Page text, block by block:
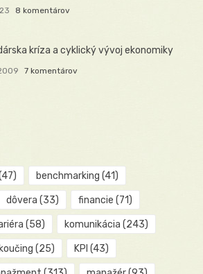
8 komentárov
kríza a cyklický vývoj ekonomiky
7 komentárov
benchmarking (41)
dôvera (33) financie (71)
(58) komunikácia (243)
koučing (25) KPI (43)